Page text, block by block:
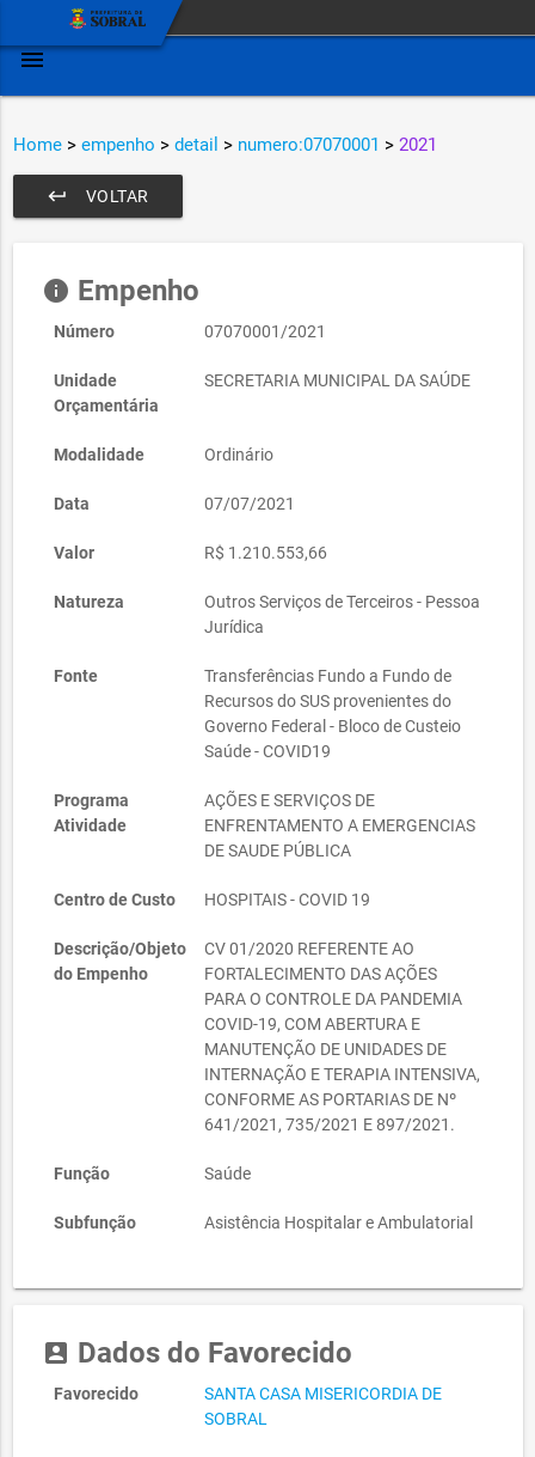
menu
Home > empenho > detail > numero:07070001 > 2021
VOLTAR
keyboard_return
info Empenho
Número 07070001/2021
Unidade
Orçamentária
SECRETARIA MUNICIPAL DA SAÚDE
Modalidade Ordinário
Data 07/07/2021
Valor R$ 1.210.553,66
Natureza
Outros Serviços de Terceiros - Pessoa
Jurídica
Fonte
Transferências Fundo a Fundo de
Recursos do SUS provenientes do
Governo Federal - Bloco de Custeio
Saúde - COVID19
Programa
Atividade
AÇÕES E SERVIÇOS DE
ENFRENTAMENTO A EMERGENCIAS
DE SAUDE PÚBLICA
Centro de Custo HOSPITAIS - COVID 19
Descrição/Objeto
do Empenho
CV 01/2020 REFERENTE AO
FORTALECIMENTO DAS AÇÕES
PARA O CONTROLE DA PANDEMIA
COVID-19, COM ABERTURA E
MANUTENÇÃO DE UNIDADES DE
INTERNAÇÃO E TERAPIA INTENSIVA,
CONFORME AS PORTARIAS DE Nº
641/2021, 735/2021 E 897/2021.
Função Saúde
Subfunção Asistência Hospitalar e Ambulatorial
account_box Dados do Favorecido
Favorecido
SANTA CASA MISERICORDIA DE
SOBRAL